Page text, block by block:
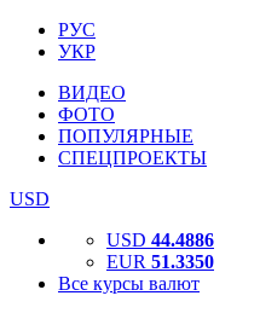
РУС
УКР
ВИДЕО
ФОТО
ПОПУЛЯРНЫЕ
СПЕЦПРОЕКТЫ
USD
USD 44.4886
EUR 51.3350
Все курсы валют